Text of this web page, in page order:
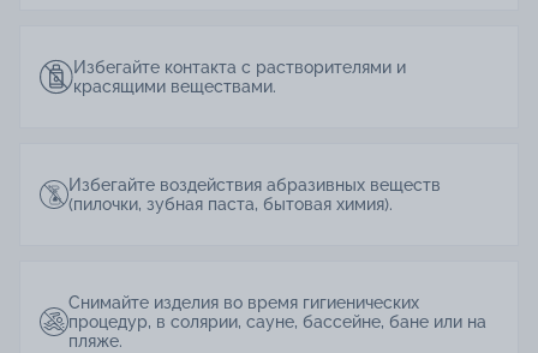
Избегайте контакта с растворителями и
красящими веществами.
Избегайте воздействия абразивных веществ
(пилочки, зубная паста, бытовая химия).
Снимайте изделия во время гигиенических
процедур, в солярии, сауне, бассейне, бане или на
пляже.